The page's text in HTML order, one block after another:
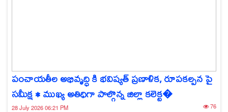
పంచాయతీల అభివృద్ధి కి భవిష్యత్ ప్రణాళిక, రూపకల్పన పై
సమీక్ష • ముఖ్య అతిధిగా పాల్గొన్న జిల్లా కలెక్ట�
28 July 2026 06:21 PM 76